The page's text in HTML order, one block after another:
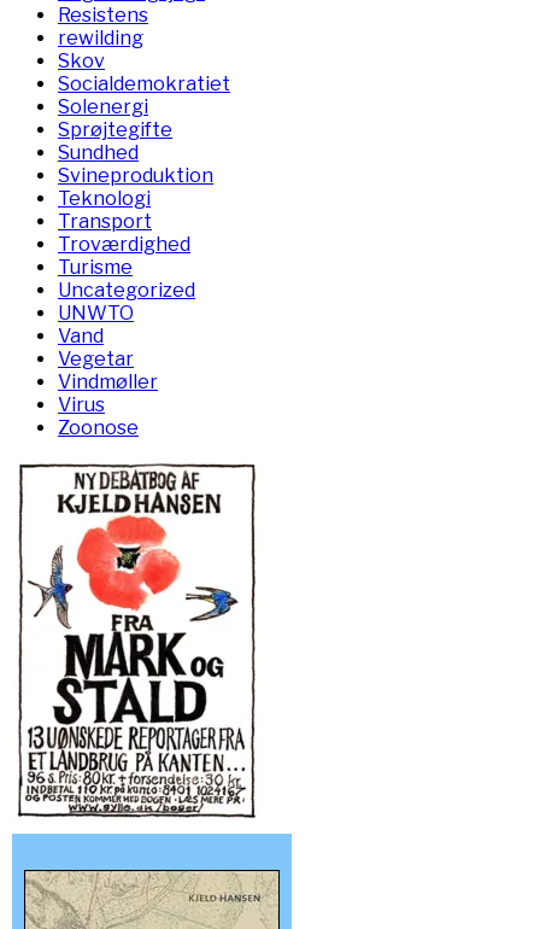
Resistens
rewilding
Skov
Socialdemokratiet
Solenergi
Sprøjtegifte
Sundhed
Svineproduktion
Teknologi
Transport
Troværdighed
Turisme
Uncategorized
UNWTO
Vand
Vegetar
Vindmøller
Virus
Zoonose